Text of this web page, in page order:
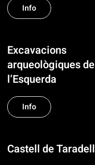
Info
Excavacions
arqueològiques de
l’Esquerda
Info
Castell de Taradell